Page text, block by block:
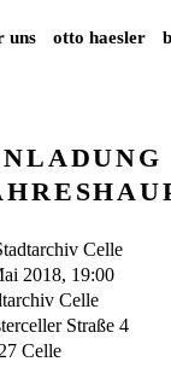
uns otto haesler
Celle
2018, 19:00
Celle
Straße 4
Celle